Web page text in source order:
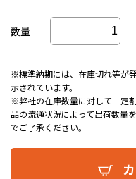
数量
※標準納期には、在庫切れ等が
示されています。
※弊社の在庫数量に対して一定
品の流通状況によって出荷数量
でご了承ください。